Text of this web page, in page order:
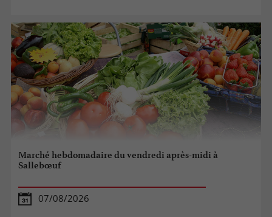
Marché hebdomadaire du vendredi après-midi à
Sallebœuf
07/08/2026